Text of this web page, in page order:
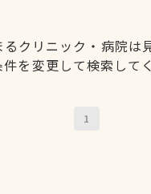
クリニック・病院は
を変更して検索して
1